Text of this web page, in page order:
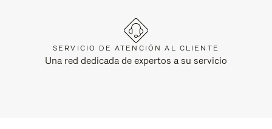
SERVICIO DE ATENCIÓN AL CLIENTE
Una red dedicada de expertos a su servicio